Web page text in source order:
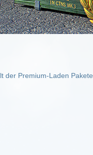
der Premium-Laden